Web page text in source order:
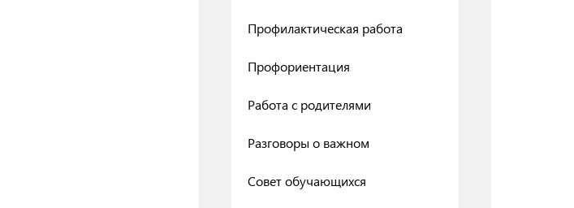
Профилактическая работа
Профориентация
Работа с родителями
Разговоры о важном
Совет обучающихся